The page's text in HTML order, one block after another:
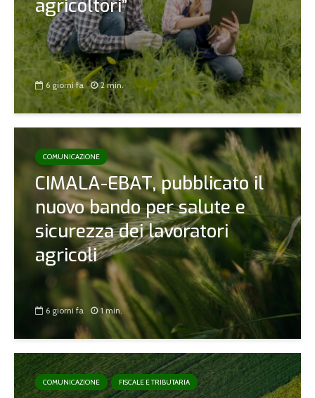
agricoltori”
6 giorni fa 2 min.
COMUNICAZIONE
CIMALA-EBAT, pubblicato il
nuovo bando per salute e
sicurezza dei lavoratori
agricoli
6 giorni fa 1 min.
COMUNICAZIONE FISCALE E TRIBUTARIA